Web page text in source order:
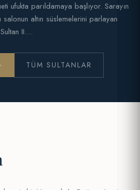
ufukta parıldamaya başlıyor. Sarayın
salonun altın süslemelerini parlayan
II....
TÜM SULTANLAR